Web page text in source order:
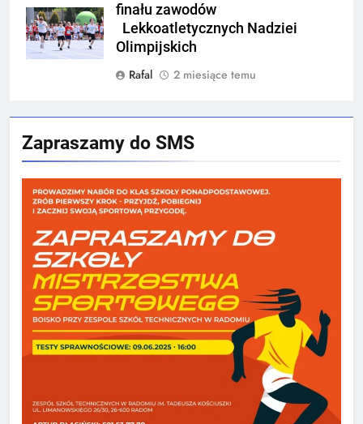
finału zawodów
Lekkoatletycznych Nadziei
Olimpijskich
Rafal
2 miesiące temu
Zapraszamy do SMS